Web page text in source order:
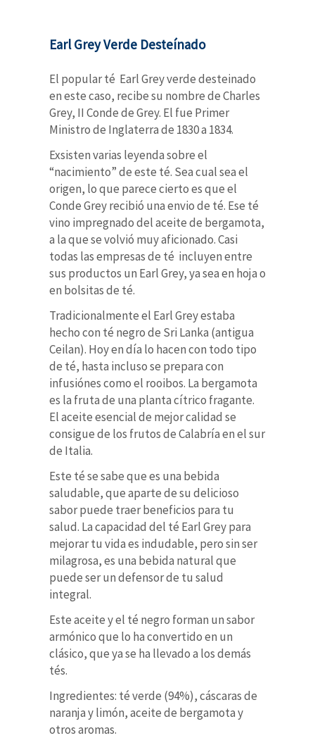
Earl Grey Verde Desteínado
El popular té Earl Grey verde desteinado
en este caso, recibe su nombre de Charles
Grey, II Conde de Grey. El fue Primer
Ministro de Inglaterra de 1830 a 1834.
Exsisten varias leyenda sobre el
“nacimiento” de este té. Sea cual sea el
origen, lo que parece cierto es que el
Conde Grey recibió una envio de té. Ese té
vino impregnado del aceite de bergamota,
a la que se volvió muy aficionado. Casi
todas las empresas de té incluyen entre
sus productos un Earl Grey, ya sea en hoja o
en bolsitas de té.​
Tradicionalmente el Earl Grey estaba
hecho con té negro de Sri Lanka (antigua
Ceilan). Hoy en día lo hacen con todo tipo
de té, hasta incluso se prepara con
infusiónes como el rooibos. La bergamota
es la fruta de una planta cítrico fragante.
El aceite esencial de mejor calidad se
consigue de los frutos de Calabría en el sur
de Italia.
Este té se sabe que es una bebida
saludable, que aparte de su delicioso
sabor puede traer beneficios para tu
salud. La capacidad del té Earl Grey para
mejorar tu vida es indudable, pero sin ser
milagrosa, es una bebida natural que
puede ser un defensor de tu salud
integral.
Este aceite y el té negro forman un sabor
armónico que lo ha convertido en un
clásico, que ya se ha llevado a los demás
tés.
Ingredientes: té verde (94%), cáscaras de
naranja y limón, aceite de bergamota y
otros aromas.